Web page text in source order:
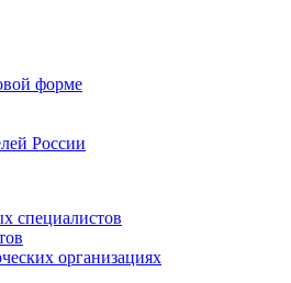
форме
России
специалистов
организациях